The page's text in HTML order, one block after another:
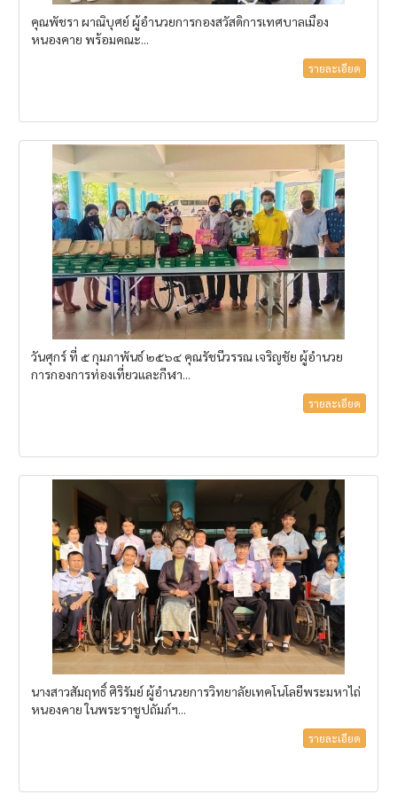
คุณพัชรา ผาณิบุศย์ ผู้อำนวยการกองสวัสดิการเทศบาลเมือง
หนองคาย พร้อมคณะ...
รายละเอียด
วันศุกร์ ที่ ๕ กุมภาพันธ์ ๒๕๖๔ คุณรัชนีวรรณ เจริญชัย ผู้อำนวย
การกองการท่องเที่ยวและกีฬา...
รายละเอียด
นางสาวสัมฤทธิ์ ศิริรัมย์ ผู้อำนวยการวิทยาลัยเทคโนโลยีพระมหาไถ่
หนองคาย ในพระราชูปถัมภ์ฯ...
รายละเอียด